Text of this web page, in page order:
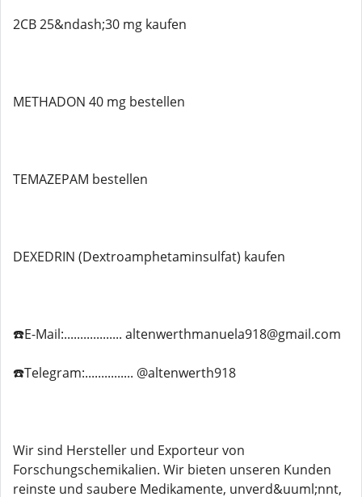
2CB 25&ndash;30 mg kaufen
METHADON 40 mg bestellen
TEMAZEPAM bestellen
DEXEDRIN (Dextroamphetaminsulfat) kaufen
☎️E-Mail:.................. altenwerthmanuela918@gmail.com
☎️Telegram:............... @altenwerth918
Wir sind Hersteller und Exporteur von
Forschungschemikalien. Wir bieten unseren Kunden
reinste und saubere Medikamente, unverd&uuml;nnt,